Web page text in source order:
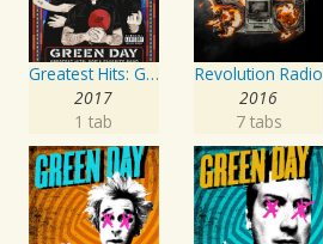
Greatest Hits: God's Favorite Band
2017
1 tab
Revolution Radio
2016
7 tabs